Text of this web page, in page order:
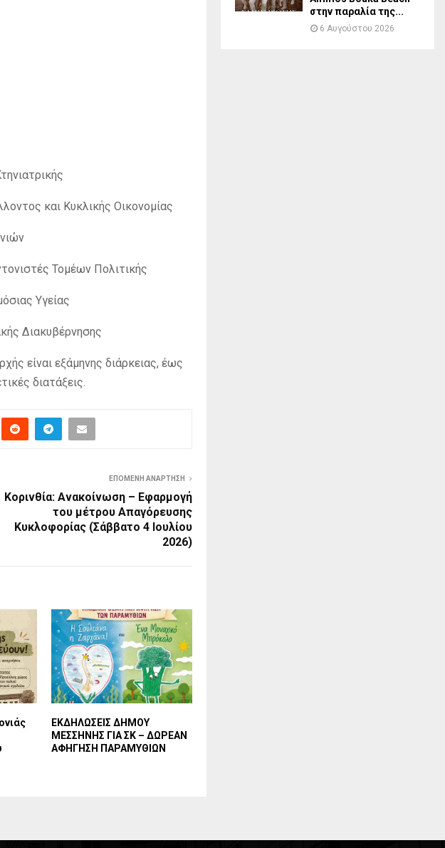
και Κυκλικής Οικονομίας
Τομέων Πολιτικής
Υγείας
Διακυβέρνησης
είναι εξάμηνης διάρκειας, έως
διατάξεις.
ΕΠΌΜΕΝΗ ΑΝΆΡΤΗΣΗ
Κορινθία: Ανακοίνωση – Εφαρμογή
του μέτρου Απαγόρευσης
Κυκλοφορίας (Σάββατο 4 Ιουλίου
2026)
ΕΚΔΗΛΩΣΕΙΣ ΔΗΜΟΥ
ΜΕΣΣΗΝΗΣ ΓΙΑ ΣΚ – ΔΩΡΕΑΝ
ΑΦΗΓΗΣΗ ΠΑΡΑΜΥΘΙΩΝ
στην παραλία της...
6 Αυγούστου 2026